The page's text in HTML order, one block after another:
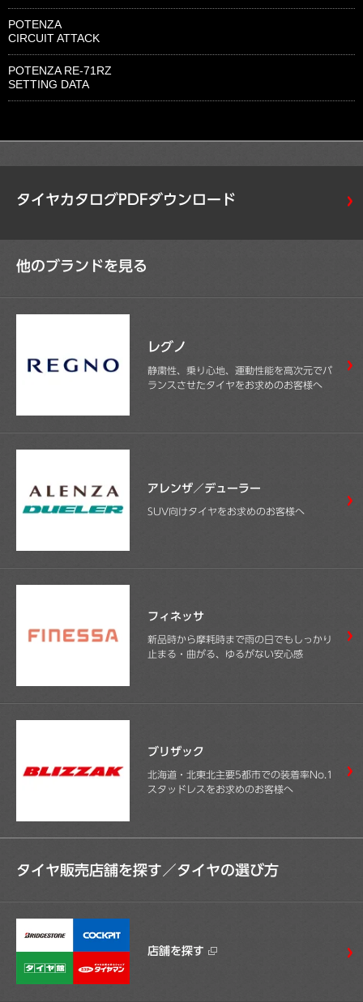
POTENZA
CIRCUIT ATTACK
POTENZA RE-71RZ
SETTING DATA
タイヤカタログPDFダウンロード
他のブランドを見る
レグノ
静粛性、乗り心地、運動性能を高次元でバ
ランスさせたタイヤをお求めのお客様へ
アレンザ／デューラー
SUV向けタイヤをお求めのお客様へ
フィネッサ
新品時から摩耗時まで雨の日でもしっかり
止まる・曲がる、ゆるがない安心感
ブリザック
北海道・北東北主要5都市での装着率No.1
スタッドレスをお求めのお客様へ
タイヤ販売店舗を探す／タイヤの選び方
店舗を探す